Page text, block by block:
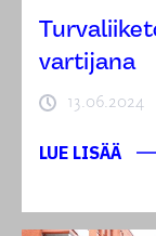
vartijana
13.06.2024
LUE LISÄÄ